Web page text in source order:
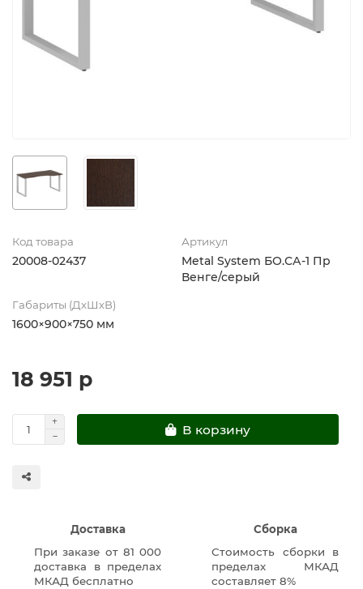
Код товара
20008-02437
Артикул
Metal System БО.СА-1 Пр
Венге/серый
Габариты (ДхШхВ)
1600×900×750 мм
18 951 р
В корзину
Доставка
При заказе от 81 000
доставка в пределах
МКАД бесплатно
Сборка
Стоимость сборки в
пределах МКАД
составляет 8%